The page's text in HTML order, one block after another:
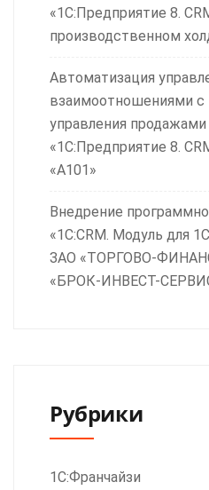
«1С:Предприятие 8.
производственном
Автоматизация
взаимоотношениями с
управления
«1С:Предприятие 8.
«А101»
Внедрение
«1С:CRM. Модуль для
ЗАО «ТОРГОВО-
«БРОК-ИНВЕСТ-
Рубрики
1С:Франчайзи